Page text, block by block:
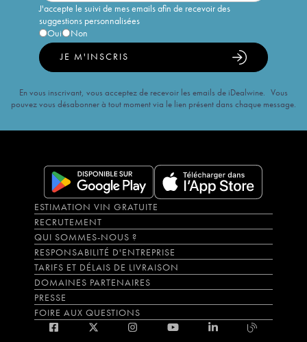
J'accepte le suivi de mes emails afin de recevoir des
suggestions personnalisées
Oui
Non
JE M'INSCRIS
En vous inscrivant, vous acceptez de recevoir les emails de iDealwine. Vous
pouvez vous désabonner à tout moment via le lien présent dans chaque message.
ESTIMATION VIN GRATUITE
RECRUTEMENT
QUI SOMMES-NOUS ?
RESPONSABILITÉ D'ENTREPRISE
TARIFS ET DÉLAIS DE LIVRAISON
DOMAINES PARTENAIRES
PRESSE
FOIRE AUX QUESTIONS